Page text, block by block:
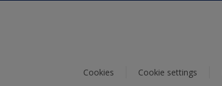
Cookies Cookie settings